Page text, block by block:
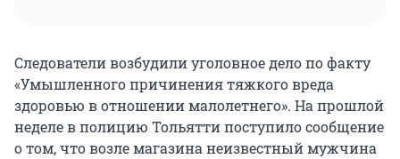
Следователи возбудили уголовное дело по факту
«Умышленного причинения тяжкого вреда
здоровью в отношении малолетнего». На прошлой
неделе в полицию Тольятти поступило сообщение
о том, что возле магазина неизвестный мужчина